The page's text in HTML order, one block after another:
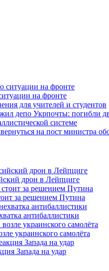
на фронте
для учителей и студентов
депо Укрпочты: погибли
системе
на пост министра
дрон в Лейпциге
за решением Путина
антибаллистики
украинского самолёта
Запада на удар